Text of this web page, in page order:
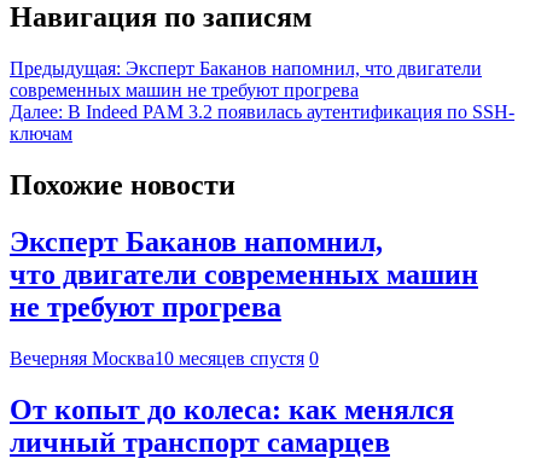
Навигация по записям
Предыдущая: Эксперт Баканов напомнил, что двигатели
современных машин не требуют прогрева
Далее: В Indeed PAM 3.2 появилась аутентификация по SSH-
ключам
Похожие новости
Эксперт Баканов напомнил,
что двигатели современных машин
не требуют прогрева
Вечерняя Москва10 месяцев спустя 0
От копыт до колеса: как менялся
личный транспорт самарцев